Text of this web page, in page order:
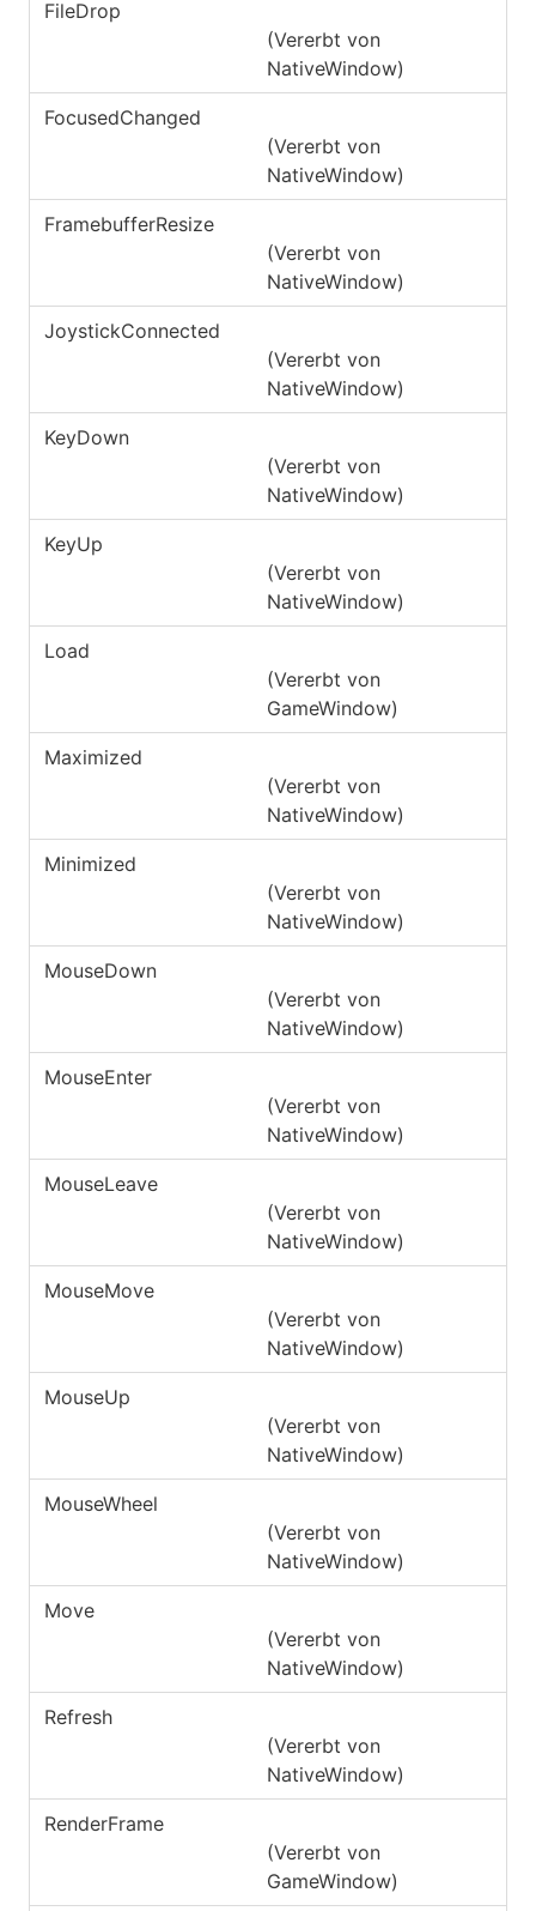
FileDrop
(Vererbt von
NativeWindow)
FocusedChanged
(Vererbt von
NativeWindow)
FramebufferResize
(Vererbt von
NativeWindow)
JoystickConnected
(Vererbt von
NativeWindow)
KeyDown
(Vererbt von
NativeWindow)
KeyUp
(Vererbt von
NativeWindow)
Load
(Vererbt von
GameWindow)
Maximized
(Vererbt von
NativeWindow)
Minimized
(Vererbt von
NativeWindow)
MouseDown
(Vererbt von
NativeWindow)
MouseEnter
(Vererbt von
NativeWindow)
MouseLeave
(Vererbt von
NativeWindow)
MouseMove
(Vererbt von
NativeWindow)
MouseUp
(Vererbt von
NativeWindow)
MouseWheel
(Vererbt von
NativeWindow)
Move
(Vererbt von
NativeWindow)
Refresh
(Vererbt von
NativeWindow)
RenderFrame
(Vererbt von
GameWindow)